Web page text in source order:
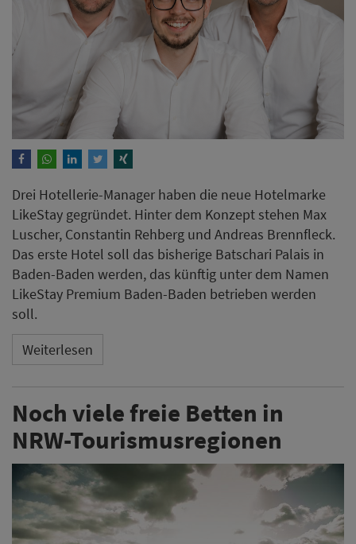
Drei Hotellerie-Manager​​​​​​​ haben die neue Hotelmarke
LikeStay gegründet. Hinter dem Konzept stehen Max
Luscher, Constantin Rehberg und Andreas Brennfleck.
Das erste Hotel soll das bisherige Batschari Palais in
Baden-Baden werden, das künftig unter dem Namen
LikeStay Premium Baden-Baden betrieben werden
soll.
Weiterlesen
Noch viele freie Betten in
NRW-Tourismusregionen